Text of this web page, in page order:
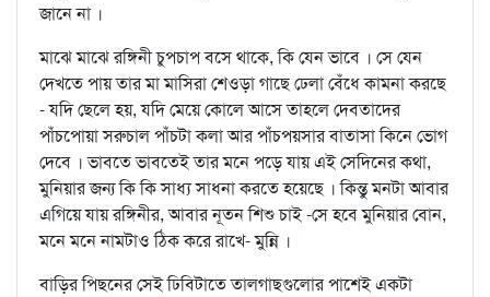
জানে না ।
মাঝে মাঝে রঙ্গিনী চুপচাপ বসে থাকে, কি যেন ভাবে । সে যেন
দেখতে পায় তার মা মাসিরা শেওড়া গাছে ঢেলা বেঁধে কামনা করছে
- যদি ছেলে হয়, যদি মেয়ে কোলে আসে তাহলে দেবতাদের
পাঁচপোয়া সরুচাল পাঁচটা কলা আর পাঁচপয়সার বাতাসা কিনে ভোগ
দেবে । ভাবতে ভাবতেই তার মনে পড়ে যায় এই সেদিনের কথা,
মুনিয়ার জন্য কি কি সাধ্য সাধনা করতে হয়েছে । কিন্তু মনটা আবার
এগিয়ে যায় রঙ্গিনীর, আবার নূতন শিশু চাই -সে হবে মুনিয়ার বোন,
মনে মনে নামটাও ঠিক করে রাখে- মুন্নি ।
বাড়ির পিছনের সেই ঢিবিটাতে তালগাছগুলোর পাশেই একটা